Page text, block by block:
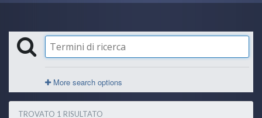
More search options
TROVATO 1 RISULTATO